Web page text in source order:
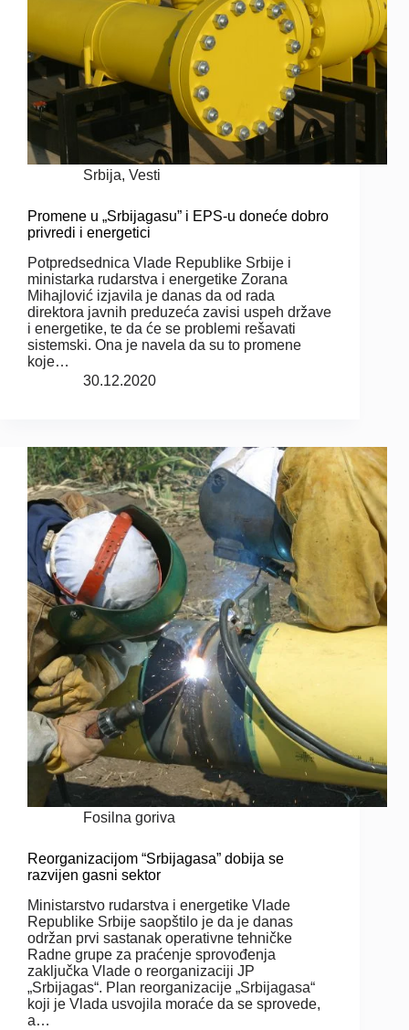
Srbija, Vesti
Promene u „Srbijagasu” i EPS-u doneće dobro
privredi i energetici
Potpredsednica Vlade Republike Srbije i
ministarka rudarstva i energetike Zorana
Mihajlović izjavila je danas da od rada
direktora javnih preduzeća zavisi uspeh države
i energetike, te da će se problemi rešavati
sistemski. Ona je navela da su to promene
koje…
30.12.2020
Fosilna goriva
Reorganizacijom “Srbijagasa” dobija se
razvijen gasni sektor
Ministarstvo rudarstva i energetike Vlade
Republike Srbije saopštilo je da je danas
održan prvi sastanak operativne tehničke
Radne grupe za praćenje sprovođenja
zaključka Vlade o reorganizaciji JP
„Srbijagas“. Plan reorganizacije „Srbijagasa“
koji je Vlada usvojila moraće da se sprovede,
a…